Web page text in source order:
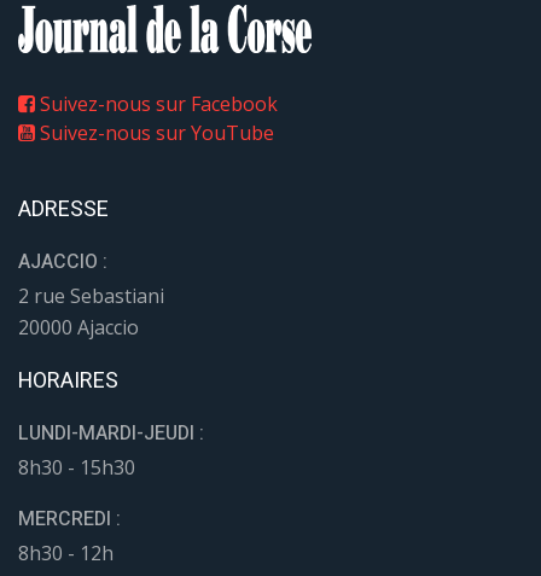
Suivez-nous sur Facebook
Suivez-nous sur YouTube
ADRESSE
AJACCIO :
2 rue Sebastiani
20000 Ajaccio
HORAIRES
LUNDI-MARDI-JEUDI :
8h30 - 15h30
MERCREDI :
8h30 - 12h